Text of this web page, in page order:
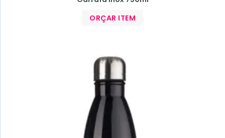
ORÇAR ITEM